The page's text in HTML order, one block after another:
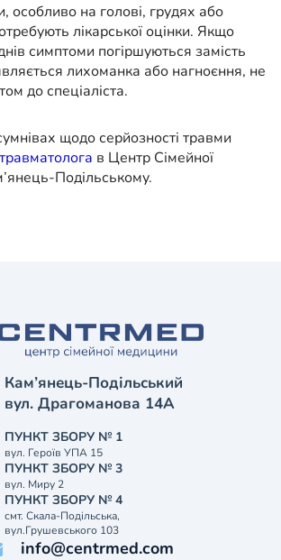
особливо на голові, грудях або
лікарської оцінки. Якщо
симптоми погіршуються замість
лихоманка або нагноєння, не
до спеціаліста.
щодо серйозності травми
в Центр Сімейної
Подільському.
Кам’янець-Подільський
вул. Драгоманова 14А
ПУНКТ ЗБОРУ № 1
вул. Героїв УПА 15
ПУНКТ ЗБОРУ № 3
вул. Миру 2
ПУНКТ ЗБОРУ № 4
смт. Скала-Подільська,
вул.Грушевського 103
info@centrmed.com